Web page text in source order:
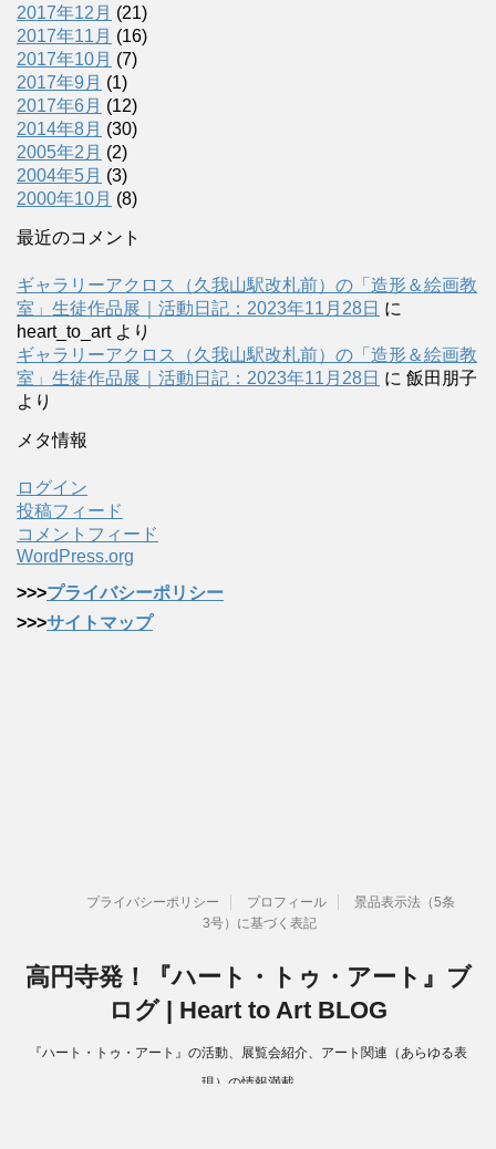
2017年12月 (21)
2017年11月 (16)
2017年10月 (7)
2017年9月 (1)
2017年6月 (12)
2014年8月 (30)
2005年2月 (2)
2004年5月 (3)
2000年10月 (8)
最近のコメント
ギャラリーアクロス（久我山駅改札前）の「造形＆絵画教
室」生徒作品展｜活動日記：2023年11月28日 に
heart_to_artより
ギャラリーアクロス（久我山駅改札前）の「造形＆絵画教
室」生徒作品展｜活動日記：2023年11月28日 に 飯田朋子
より
メタ情報
ログイン
投稿フィード
コメントフィード
WordPress.org
>>>プライバシーポリシー
>>>サイトマップ
プライバシーポリシー プロフィール
景品表示法（5条
3号）に基づく表記
高円寺発！『ハート・トゥ・アート』ブ
ログ | Heart to Art BLOG
『ハート・トゥ・アート』の活動、展覧会紹介、アート関連（あらゆる表
現）の情報満載